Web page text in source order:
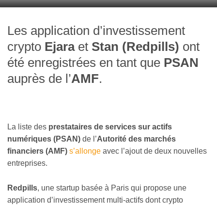
Les application d’investissement
crypto Ejaraet Stan (Redpills) ont
été enregistrées en tant que PSAN
auprès de l’AMF.
La liste des prestataires de services sur actifs
numériques (PSAN) de l’Autorité des marchés
financiers (AMF) s’allonge avec l’ajout de deux nouvelles
entreprises.
Redpills, une startup basée à Paris qui propose une
application d’investissement multi-actifs dont crypto